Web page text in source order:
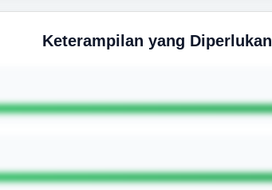
Keterampilan yang Diperlukan